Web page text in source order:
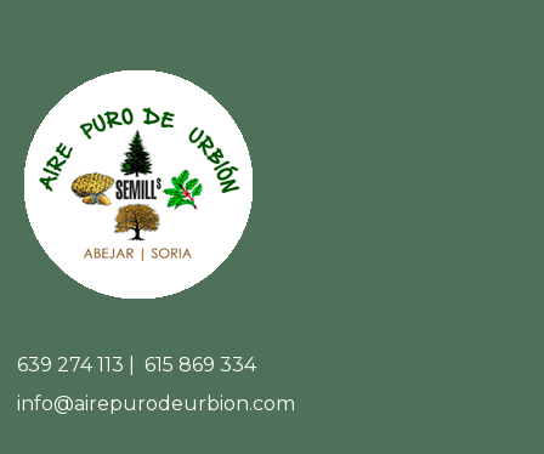
639 274 113 | 615 869 334
info@airepurodeurbion.com